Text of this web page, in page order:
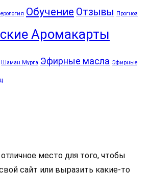
Обучение Отзывы Прогноз
Аромакарты
Шаман Мурга Эфирные масла Эфирные
место для того, чтобы
сайт или выразить какие-то